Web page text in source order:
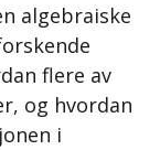
algebraiske
flere av
og hvordan
i